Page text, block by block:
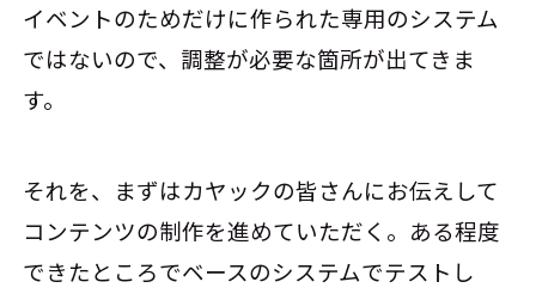
イベントのためだけに作られた専用のシステム
ではないので、調整が必要な箇所が出てきま
す。
それを、まずはカヤックの皆さんにお伝えして
コンテンツの制作を進めていただく。ある程度
できたところでベースのシステムでテストし